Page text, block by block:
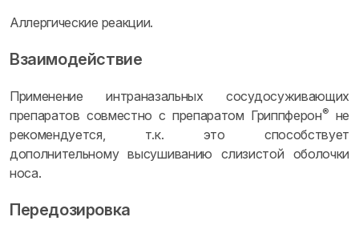
Аллергические реакции.
Взаимодействие
Применение интраназальных сосудосуживающих
препаратов совместно с препаратом Гриппферон® не
рекомендуется, т.к. это способствует
дополнительному высушиванию слизистой оболочки
носа.
Передозировка